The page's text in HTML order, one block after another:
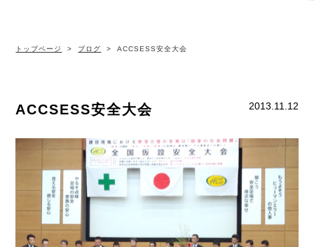
トップページ ブログ ACCSESS安全大会
ACCSESS安全大会 2013.11.12